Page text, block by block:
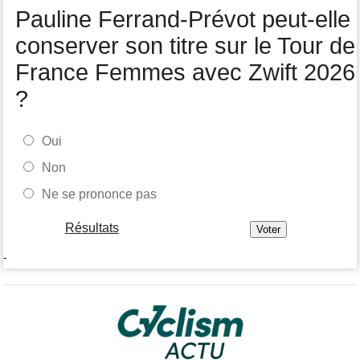
05/08
Tour de France Femmes
Marlen Reusser : "C'était différent du Mont Ventoux..."
Pauline Ferrand-Prévot peut-elle
conserver son titre sur le Tour de
France Femmes avec Zwift 2026
?
Oui
Non
Ne se prononce pas
Résultats
-